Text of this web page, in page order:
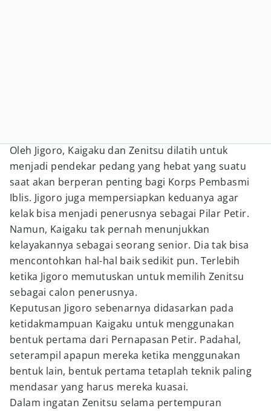
Oleh Jigoro, Kaigaku dan Zenitsu dilatih untuk
menjadi pendekar pedang yang hebat yang suatu
saat akan berperan penting bagi Korps Pembasmi
Iblis. Jigoro juga mempersiapkan keduanya agar
kelak bisa menjadi penerusnya sebagai Pilar Petir.
Namun, Kaigaku tak pernah menunjukkan
kelayakannya sebagai seorang senior. Dia tak bisa
mencontohkan hal-hal baik sedikit pun. Terlebih
ketika Jigoro memutuskan untuk memilih Zenitsu
sebagai calon penerusnya.
Keputusan Jigoro sebenarnya didasarkan pada
ketidakmampuan Kaigaku untuk menggunakan
bentuk pertama dari Pernapasan Petir. Padahal,
seterampil apapun mereka ketika menggunakan
bentuk lain, bentuk pertama tetaplah teknik paling
mendasar yang harus mereka kuasai.
Dalam ingatan Zenitsu selama pertempuran